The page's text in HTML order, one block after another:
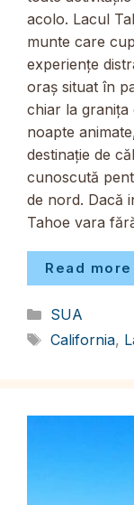
acolo. Lacul
munte care
experiențe
oraș situat în
chiar la granița
noapte
destinație de
cunoscută
de nord. Dacă
Tahoe vara
Read more
Categorii
SUA
Etichete
California,